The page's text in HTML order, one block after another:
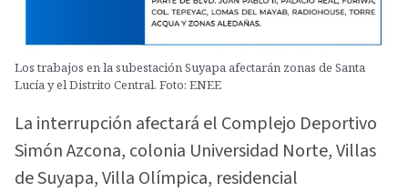
Los trabajos en la subestación Suyapa afectarán zonas de Santa
Lucía y el Distrito Central. Foto: ENEE
La interrupción afectará el Complejo Deportivo
Simón Azcona, colonia Universidad Norte, Villas
de Suyapa, Villa Olímpica, residencial